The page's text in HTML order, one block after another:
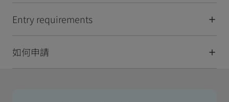
Entry requirements
如何申請